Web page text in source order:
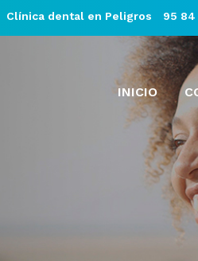
Clínica dental en Peligros 95 84
INICIO